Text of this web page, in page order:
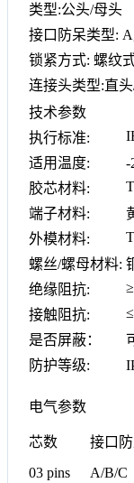
类型:公头/母头
接口防呆类型:
锁紧方式: 螺纹
连接头类型:直
技术参数
执行标准:
适用温度:
-
胶芯材料:
端子材料:
外模材料:
螺丝/螺母材料:
绝缘阻抗:
接触阻抗:
是否屏蔽：
防护等级:
电气参数
芯数 接口
03 pins
A/B/C